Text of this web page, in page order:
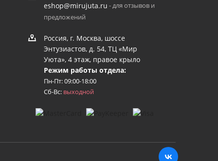
eshop@mirujuta.ru - для отзывов и
предложений
Россия, г. Москва, шоссе
Энтузиастов, д. 54, ТЦ «Мир
Уюта», 4 этаж, правое крыло
Режим работы отдела:
Пн-Пт: 09:00-18:00
Сб-Вс: выходной